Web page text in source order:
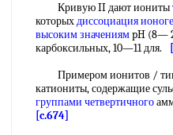
Кривую II дают иониты
которыхдиссоциация
высоким значениямpH (8—
карбоксильных, 10—11 для.
Примером ионитов /
катиониты, содержащие
группами четвертичного
[c.674]